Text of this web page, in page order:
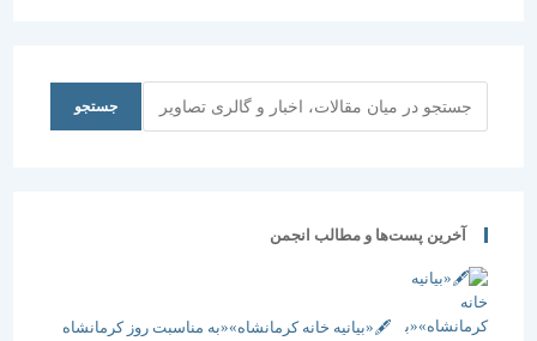
و کارزار رسید
جستجو
آخرین پست‌ها و مطالب انجمن
🖋️«بیانیه خانه کرمانشاه»«به مناسبت روز کرمانشاه